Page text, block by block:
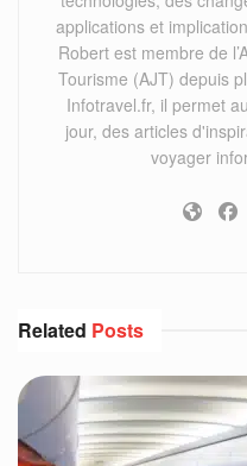
applications et
Robert est membre de
Tourisme (AJT) depuis
Infotravel.fr, il permet
jour, des articles
voyager
Related Posts